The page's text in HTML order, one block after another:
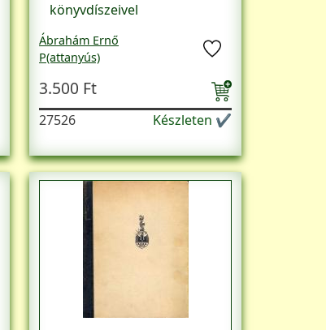
könyvdíszeivel
Ábrahám Ernő
P(attanyús)
3.500 Ft
27526 Készleten ✔